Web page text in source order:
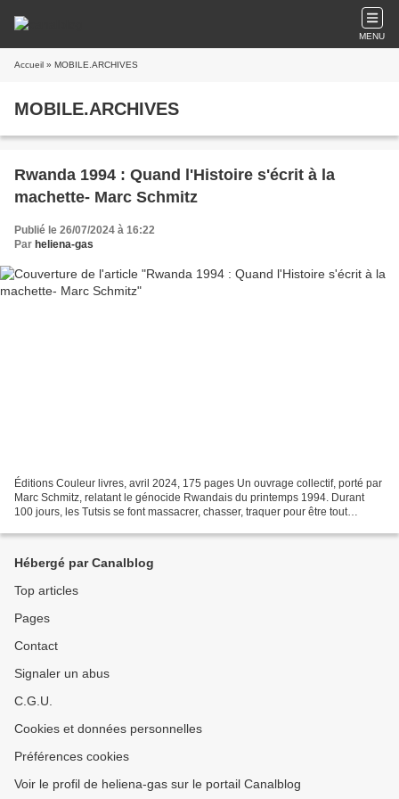
MENU
Accueil » MOBILE.ARCHIVES
MOBILE.ARCHIVES
Rwanda 1994 : Quand l'Histoire s'écrit à la
machette- Marc Schmitz
Publié le 26/07/2024 à 16:22
Par heliena-gas
Éditions Couleur livres, avril 2024, 175 pages Un ouvrage collectif, porté par
Marc Schmitz, relatant le génocide Rwandais du printemps 1994. Durant
100 jours, les Tutsis se font massacrer, chasser, traquer pour être tout
Hébergé par Canalblog
Top articles
Pages
Contact
Signaler un abus
C.G.U.
Cookies et données personnelles
Préférences cookies
Voir le profil de heliena-gas sur le portail Canalblog